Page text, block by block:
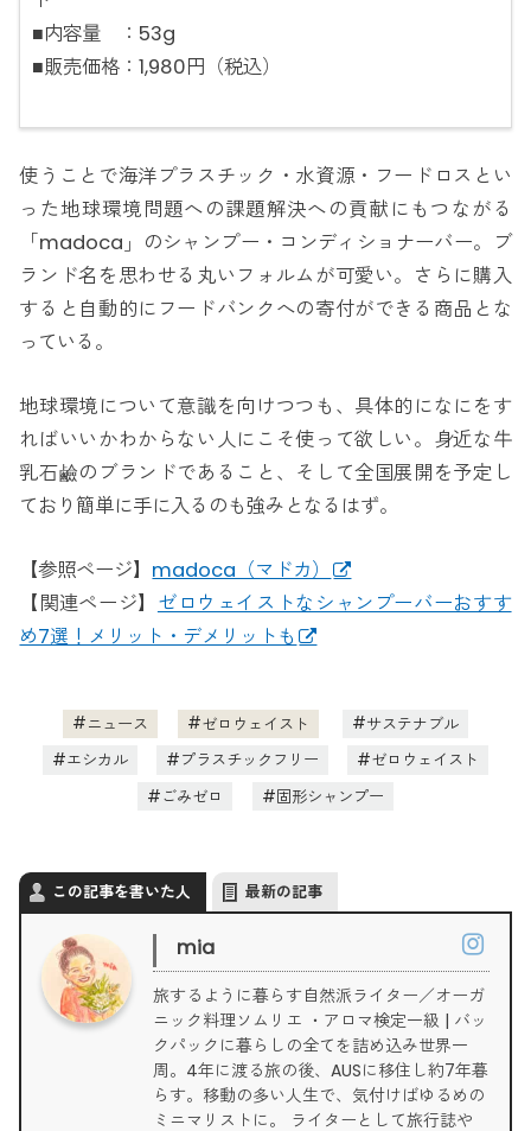
■内容量 ：53g
■販売価格：1,980円（税込）
使うことで海洋プラスチック・水資源・フードロスとい
った地球環境問題への課題解決への貢献にもつながる
「madoca」のシャンプー・コンディショナーバー。ブ
ランド名を思わせる丸いフォルムが可愛い。さらに購入
すると自動的にフードバンクへの寄付ができる商品とな
っている。
地球環境について意識を向けつつも、具体的になにをす
ればいいかわからない人にこそ使って欲しい。身近な牛
乳石鹼のブランドであること、そして全国展開を予定し
ており簡単に手に入るのも強みとなるはず。
【参照ページ】 madoca（マドカ）
【関連ページ】 ゼロウェイストなシャンプーバーおすす
め7選！メリット・デメリットも
ニュース ゼロウェイスト
サステナブル
エシカル
プラスチックフリー
ゼロウェイスト
ごみゼロ
固形シャンプー
この記事を書いた人 最新の記事
mia
旅するように暮らす自然派ライター／オーガ
ニック料理ソムリエ ・アロマ検定一級 | バッ
クパックに暮らしの全てを詰め込み世界一
周。4年に渡る旅の後、AUSに移住し約7年暮
らす。移動の多い人生で、気付けばゆるめの
ミニマリストに。 ライターとして旅行誌や